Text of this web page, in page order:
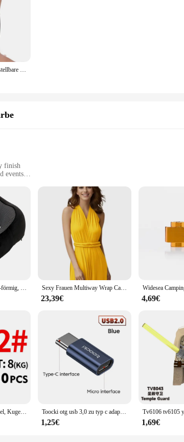
Taktische Universal Einstellbare Verdeckte Schwarz Tragen Knöchel Bein Pistole Schießen Pistole Holster Jagd Zubehör
finish
events
of shades and sets
Lippenlackfarbe, a range of waterproof lip lacquers
long-lasting pigments ensure your lips remain
of touch-ups.
versatility. The trendy, vibrant colors cater to a variety of
arsenal. With a variety of shades and sets available, you
to your lifestyle. Whether you're a busy professional
even in the most unexpected situations. Moreover, our
stands the test of time and the elements. Our
Weiches Reisekissen, U-förmig, für Reisen, Gesundheitswesen, Memory-Schaum, Nackenkissen für Nacken, Flugzeug, Nackenkissen Sexy Frauen Multiway Wrap Cabrio Boho Maxi Club Rotes Kleid Verband Langes Kleid Party Brautjungfern Infinity Robe Longue Femme
23,39€ 4,69€
MEREDITH Angelwirbel, Kugellagerwirbel, 50 Teile/los, mit Sicherheitsverschluss, massive Ringe, Rollwirbel für Karpfenangeln, Zubehör Toocki otg usb 3,0 zu typ c adapter micro to typ c männlich zu usb 2,0 weiblich konverter für macbook xiaomi samsung otg stecker
1,25€ 1,69€